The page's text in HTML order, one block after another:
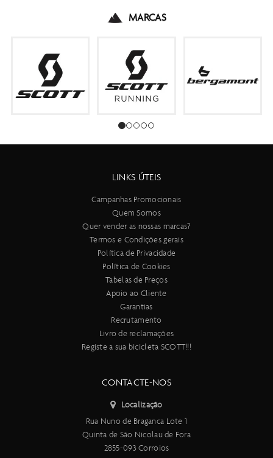
MARCAS
LINKS ÚTEIS
Campanhas Promocionais
Quem Somos
Quer vender as nossas marcas?
Termos e Condições gerais
Política de Privacidade
Política de Cookies
Tabelas de Preços
Apoio ao Cliente
Garantias
Recrutamento
Livro de reclamações
Registe a sua bicicleta SCOTT!!!
CONTACTE-NOS
Localização
Rua Nuno de Braganca Lote 1
Quinta de São Nicolau de Fora
2855-093 Corroios